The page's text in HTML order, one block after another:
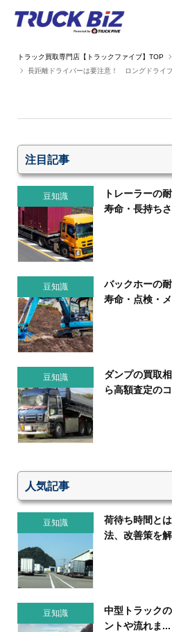
長距離ドライバーは要注意！ ロングドライ
注目記事
豆知識
トレーラーの
寿命・長持ち
豆知識
バックホーの
寿命・点検・
豆知識
ダンプの買取
ら高額査定の
人気記事
豆知識
荷待ち時間と
法、改善策を
豆知識
中型トラック
ントや流れま...